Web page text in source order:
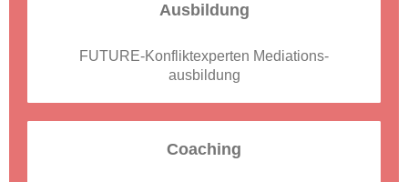
Ausbildung
FUTURE-Konfliktexperten Mediations-
ausbildung
Coaching